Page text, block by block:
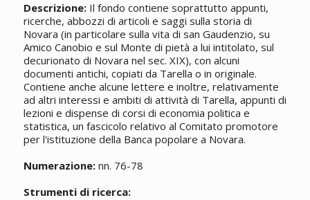
Descrizione:Il fondo contiene soprattutto appunti,
ricerche, abbozzi di articoli e saggi sulla storia di
Novara (in particolare sulla vita di san Gaudenzio, su
Amico Canobio e sul Monte di pietà a lui intitolato, sul
decurionato di Novara nel sec. XIX), con alcuni
documenti antichi, copiati da Tarella o in originale.
Contiene anche alcune lettere e inoltre, relativamente
ad altri interessi e ambiti di attività di Tarella, appunti di
lezioni e dispense di corsi di economia politica e
statistica, un fascicolo relativo al Comitato promotore
per l'istituzione della Banca popolare a Novara.
Numerazione:nn. 76-78
Strumenti di ricerca: